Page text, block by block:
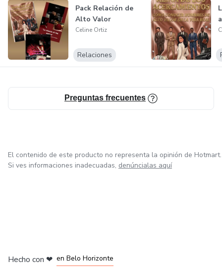
Pack Relación de
Alto Valor
Celine Ortiz
Relaciones
Preguntas frecuentes
El contenido de este producto no representa la opinión de Hotmart.
Si ves informaciones inadecuadas, denúncialas aquí
Hecho con ❤ en Belo Horizonte